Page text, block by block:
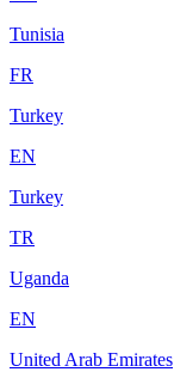
Tunisia
FR
Turkey
EN
Turkey
TR
Uganda
EN
United Arab Emirates